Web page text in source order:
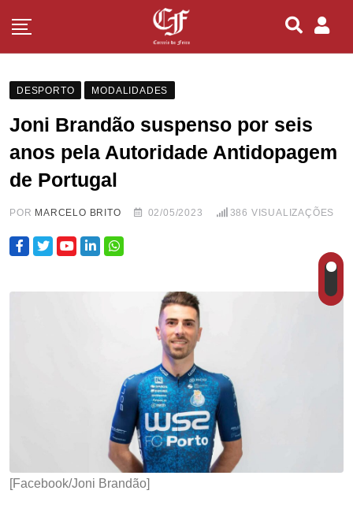
DESPORTO MODALIDADES
Joni Brandão suspenso por seis
anos pela Autoridade Antidopagem
de Portugal
POR MARCELO BRITO 02/05/2023 386 VISUALIZAÇÕES
[Facebook/Joni Brandão]